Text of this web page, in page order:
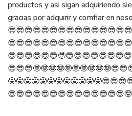
productos y asi sigan adquiriendo
gracias por adquirir y comfiar en